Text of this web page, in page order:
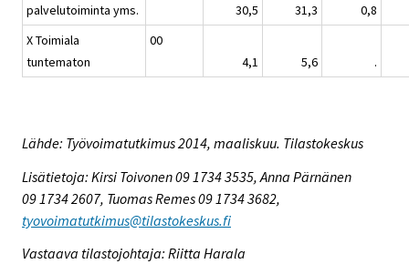
palvelutoiminta yms.
30,5
31,3
0,8
X Toimiala
tuntematon
00
4,1
5,6 .
Lähde: Työvoimatutkimus 2014, maaliskuu. Tilastokeskus
Lisätietoja: Kirsi Toivonen 09 1734 3535, Anna Pärnänen
09 1734 2607, Tuomas Remes 09 1734 3682,
tyovoimatutkimus@tilastokeskus.fi
Vastaava tilastojohtaja: Riitta Harala